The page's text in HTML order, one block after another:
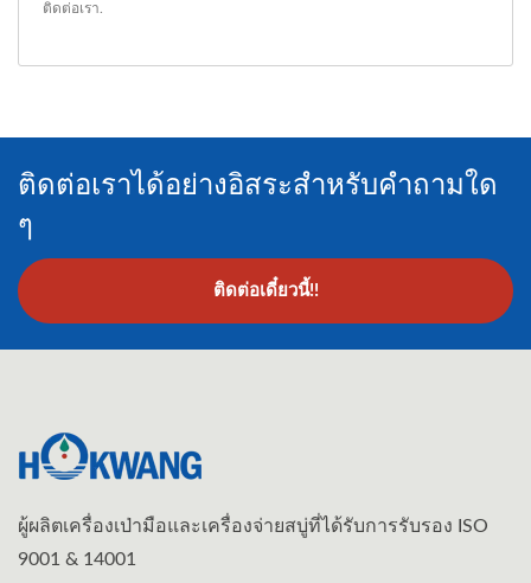
ติดต่อเรา
ติดต่อเราได้อย่างอิสระสำหรับคำถามใด
ๆ
ติดต่อเดี๋ยวนี้!!
ผู้ผลิตเครื่องเป่ามือและเครื่องจ่ายสบู่ที่ได้รับการรับรอง ISO
9001 & 14001